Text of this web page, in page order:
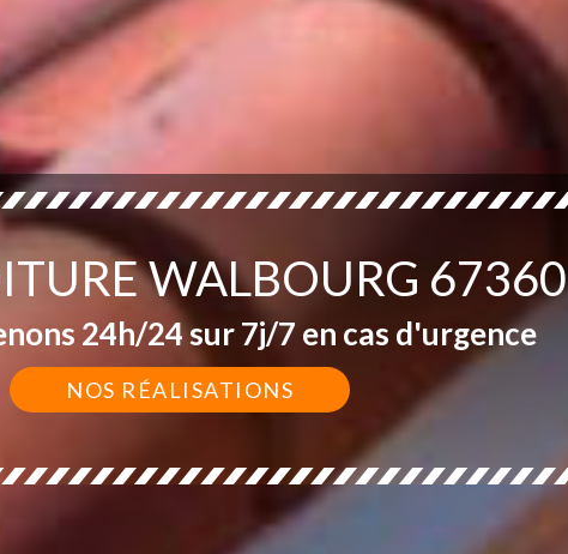
WALBOURG 67360
24h/24 sur 7j/7 en cas d'urgence
NOS RÉALISATIONS